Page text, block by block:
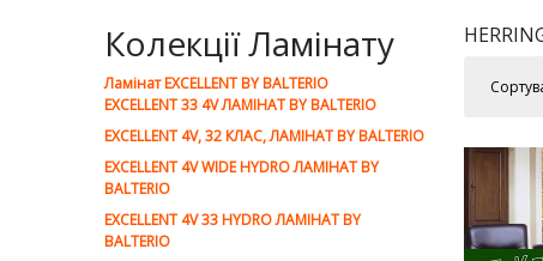
Колекції Ламінату
Ламiнат EXCELLENT BY BALTERIO
EXCELLENT 33 4V ЛАМІНАТ BY BALTERIO
EXCELLENT 4V, 32 КЛАС, ЛАМІНАТ BY BALTERIO
EXCELLENT 4V WIDE HYDRO ЛАМІНАТ BY
BALTERIO
EXCELLENT 4V 33 HYDRO ЛАМІНАТ BY
BALTERIO